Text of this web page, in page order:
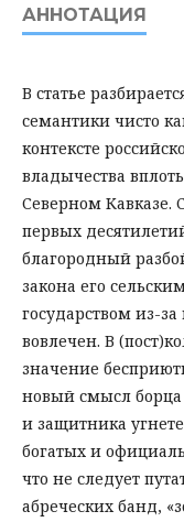
АННОТАЦИЯ
В статье
семантики чисто
контексте
владычества
Северном Кавказе.
первых
благородный
закона его
государством из-
вовлечен. В
значение
новый смысл борца
и защитника
богатых и
что не следует
абреческих банд,